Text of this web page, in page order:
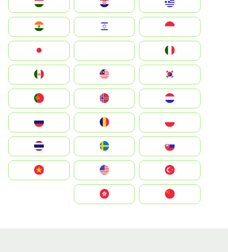
Hrvatska
Magyarország
Indonesia
South Korea
Nederland
Portugal
România
Slovensko
United States
Vietnam